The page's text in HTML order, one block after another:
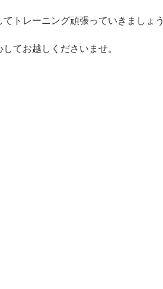
トレーニング頑張っていきましょう
てお越しくださいませ。